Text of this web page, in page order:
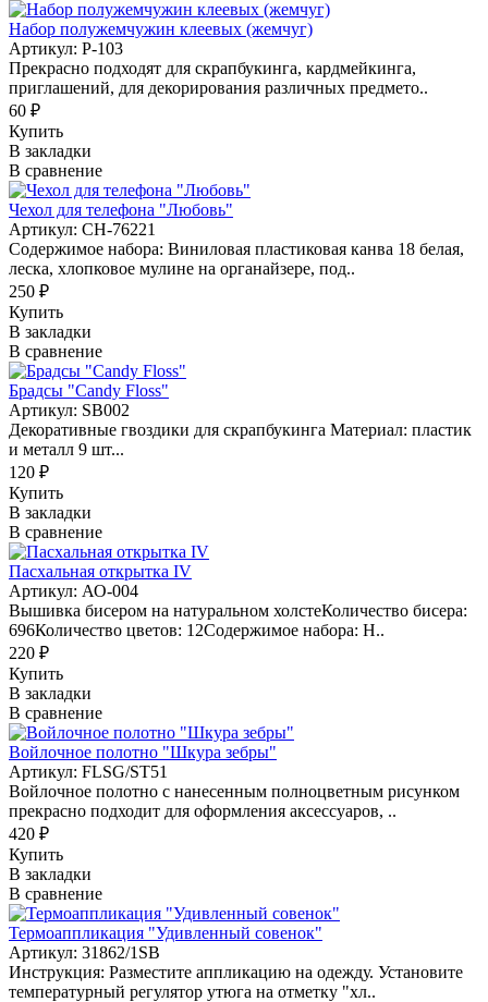
Набор полужемчужин клеевых (жемчуг)
Артикул: Р-103
Прекрасно подходят для скрапбукинга, кардмейкинга,
приглашений, для декорирования различных предмето..
60 ₽
Купить
В закладки
В сравнение
Чехол для телефона "Любовь"
Артикул: CH-76221
Содержимое набора: Виниловая пластиковая канва 18 белая,
леска, хлопковое мулине на органайзере, под..
250 ₽
Купить
В закладки
В сравнение
Брадсы "Candy Floss"
Артикул: SB002
Декоративные гвоздики для скрапбукинга Материал: пластик
и металл 9 шт...
120 ₽
Купить
В закладки
В сравнение
Пасхальная открытка IV
Артикул: АО-004
Вышивка бисером на натуральном холстеКоличество бисера:
696Количество цветов: 12Содержимое набора: Н..
220 ₽
Купить
В закладки
В сравнение
Войлочное полотно "Шкура зебры"
Артикул: FLSG/ST51
Войлочное полотно с нанесенным полноцветным рисунком
прекрасно подходит для оформления аксессуаров, ..
420 ₽
Купить
В закладки
В сравнение
Термоаппликация "Удивленный совенок"
Артикул: 31862/1SB
Инструкция: Разместите аппликацию на одежду. Установите
температурный регулятор утюга на отметку "хл..